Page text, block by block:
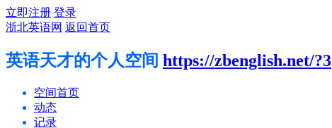
立即注册 登录
浙北英语网 返回首页
英语天才的个人空间 https://zbenglish.net/?3
空间首页
动态
记录